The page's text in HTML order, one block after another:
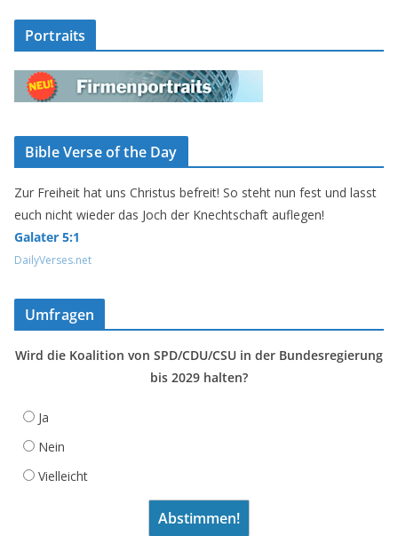
Portraits
Bible Verse of the Day
Zur Freiheit hat uns Christus befreit! So steht nun fest und lasst
euch nicht wieder das Joch der Knechtschaft auflegen!
Galater 5:1
DailyVerses.net
Umfragen
Wird die Koalition von SPD/CDU/CSU in der Bundesregierung
bis 2029 halten?
Ja
Nein
Vielleicht